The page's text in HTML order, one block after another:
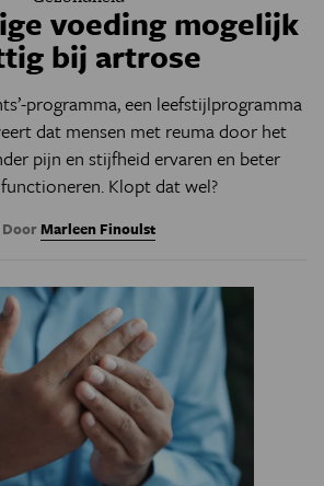
voeding mogelijk
bij artrose
programma, een leefstijlprogramma
dat mensen met reuma door het
pijn en stijfheid ervaren en beter
Klopt dat wel?
DoorMarleen Finoulst